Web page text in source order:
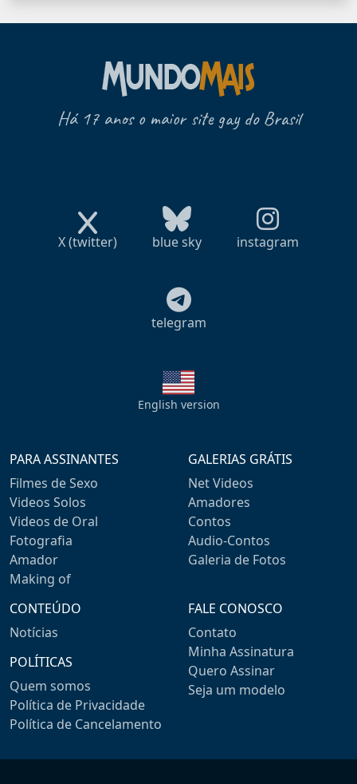
Há 17 anos o maior site gay do Brasil
X (twitter) blue sky instagram
telegram
English version
PARA ASSINANTES
Filmes de Sexo
Videos Solos
Videos de Oral
Fotografia
Amador
Making of
GALERIAS GRÁTIS
Net Videos
Amadores
Contos
Audio-Contos
Galeria de Fotos
CONTEÚDO
Notícias
POLÍTICAS
Quem somos
Política de Privacidade
Política de Cancelamento
FALE CONOSCO
Contato
Minha Assinatura
Quero Assinar
Seja um modelo